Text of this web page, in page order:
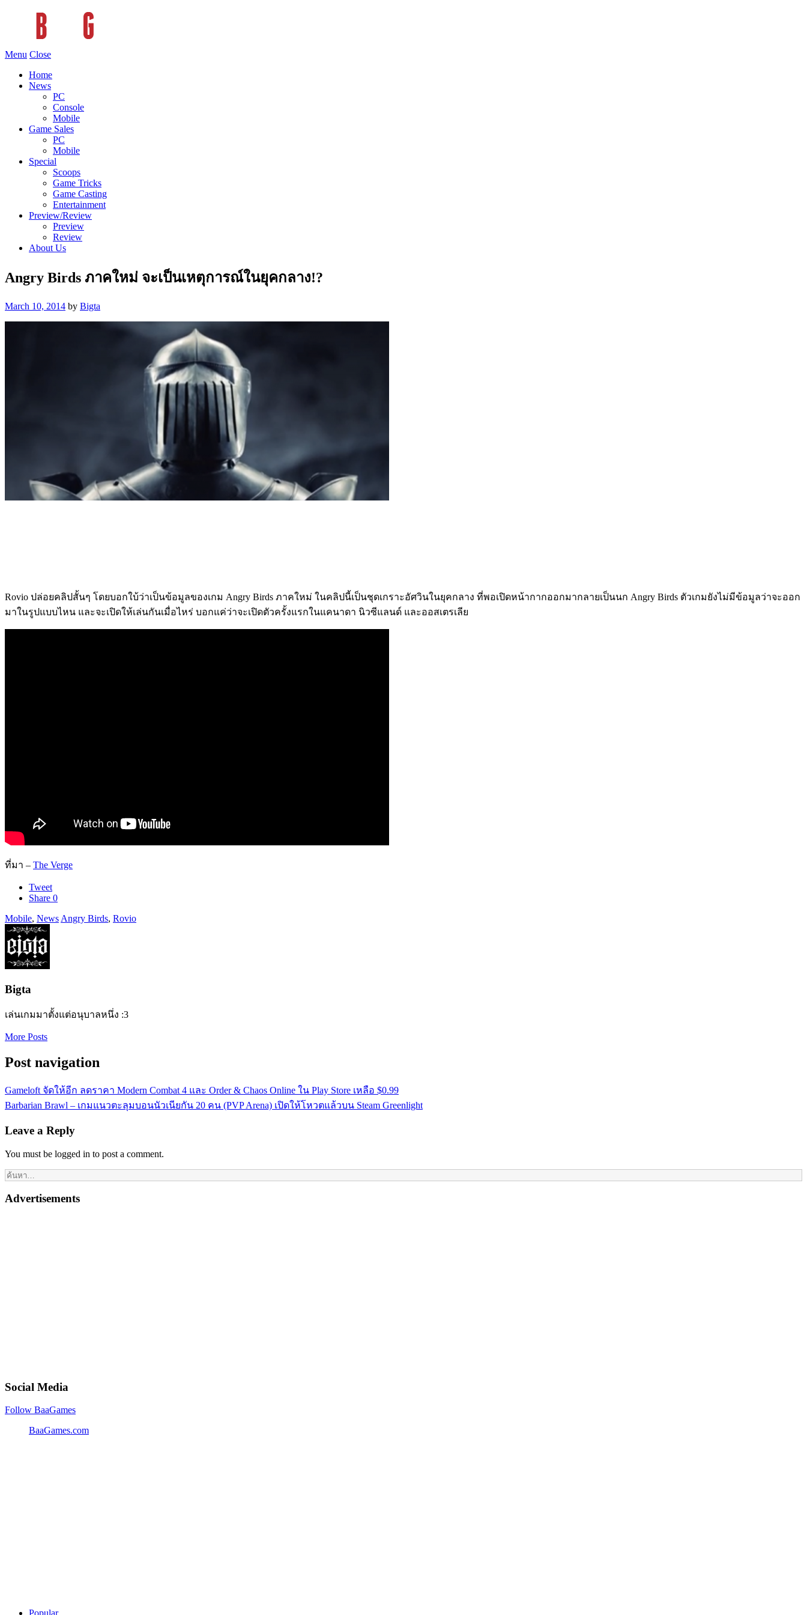
Menu Close
Home
News
PC
Console
Mobile
Game Sales
PC
Mobile
Special
Scoops
Game Tricks
Game Casting
Entertainment
Preview/Review
Preview
Review
About Us
Angry Birds ภาคใหม่ จะเป็นเหตุการณ์ในยุคกลาง!?
March 10, 2014 by Bigta
Rovio ปล่อยคลิปสั้นๆ โดยบอกใบ้ว่าเป็นข้อมูลของเกม Angry Birds ภาคใหม่ ในคลิปนี้เป็นชุดเกราะอัศวินในยุคกลาง ที่พอเปิดหน้ากากออกมากลายเป็นนก Angry Birds ตัวเกมยังไม่มีข้อมูลว่าจะออก
มาในรูปแบบไหน และจะเปิดให้เล่นกันเมื่อไหร่ บอกแค่ว่าจะเปิดตัวครั้งแรกในแคนาดา นิวซีแลนด์ และออสเตรเลีย
ที่มา – The Verge
Tweet
Share 0
Mobile, News Angry Birds, Rovio
Bigta
เล่นเกมมาตั้งแต่อนุบาลหนึ่ง :3
More Posts
Post navigation
Gameloft จัดให้อีก ลดราคา Modern Combat 4 และ Order & Chaos Online ใน Play Store เหลือ $0.99
Barbarian Brawl – เกมแนวตะลุมบอนนัวเนียกัน 20 คน (PVP Arena) เปิดให้โหวตแล้วบน Steam Greenlight
Leave a Reply
You must be logged in to post a comment.
Advertisements
Social Media
Follow BaaGames
BaaGames.com